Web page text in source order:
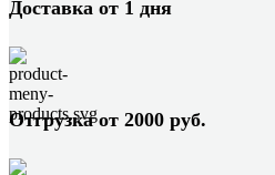
Доставка от 1 дня
Отгрузка от 2000 руб.